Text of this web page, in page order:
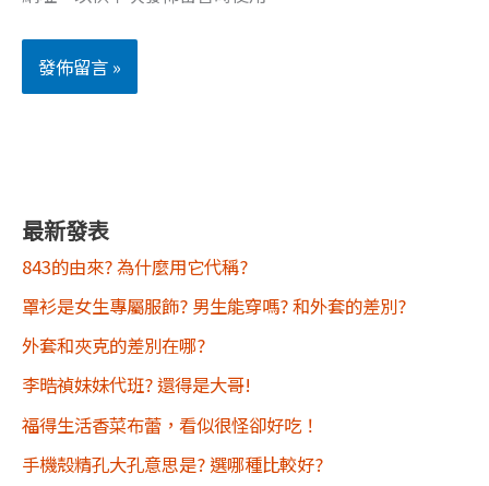
最新發表
843的由來? 為什麼用它代稱?
罩衫是女生專屬服飾? 男生能穿嗎? 和外套的差別?
外套和夾克的差別在哪?
李晧禎妹妹代班? 還得是大哥!
福得生活香菜布蕾，看似很怪卻好吃！
手機殼精孔大孔意思是? 選哪種比較好?